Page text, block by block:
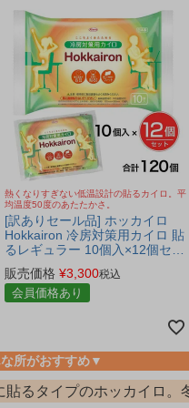
熱くなりすぎない低温設計の貼るカイロ。平
均温度50度のあたたかさ。
[訳ありセール品] ホッカイロ
Hokkairon 冷房対策用カイロ 貼
るレギュラー 10個入×12個セッ
ト（合計120個) - 興和 ※使用期
限2027年1月31日まで [平均
50℃/熱くなりすぎない]
販売価格 ¥3,300税込
会員価格あり
所がおすすめ▼
貼るタイプのホッカイロ。